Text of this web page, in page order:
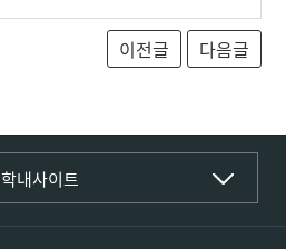
학내사이트
국립경국대학교
(재)국립경국대학교발전기금